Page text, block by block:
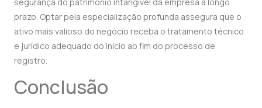
prazo. Optar pela especialização profunda assegura que o
ativo mais valioso do negócio receba o tratamento técnico
e jurídico adequado do início ao fim do processo de
registro.
Conclusão